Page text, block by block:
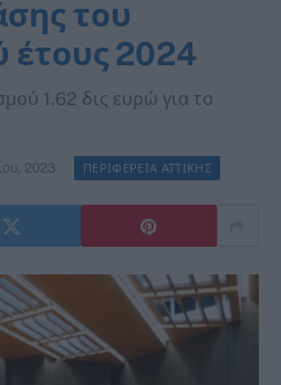
του
έτους 2024
1.62 δις ευρώ για το
2023 ΠΕΡΙΦΕΡΕΙΑ ΑΤΤΙΚΗΣ